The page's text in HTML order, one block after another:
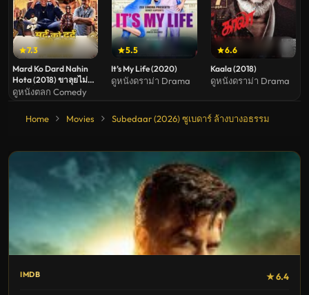
7.3
Mard Ko Dard Nahin
Hota (2018) ขาลุยไม่
กลัวเจ็บ
ดูหนังตลก Comedy
5.5
It’s My Life (2020)
ดูหนังดราม่า Drama
6.6
Kaala (2018)
ดูหนังดราม่า Drama
Home Movies Subedaar (2026) ซูเบดาร์ ล้างบางอธรรม
IMDB ★ 6.4